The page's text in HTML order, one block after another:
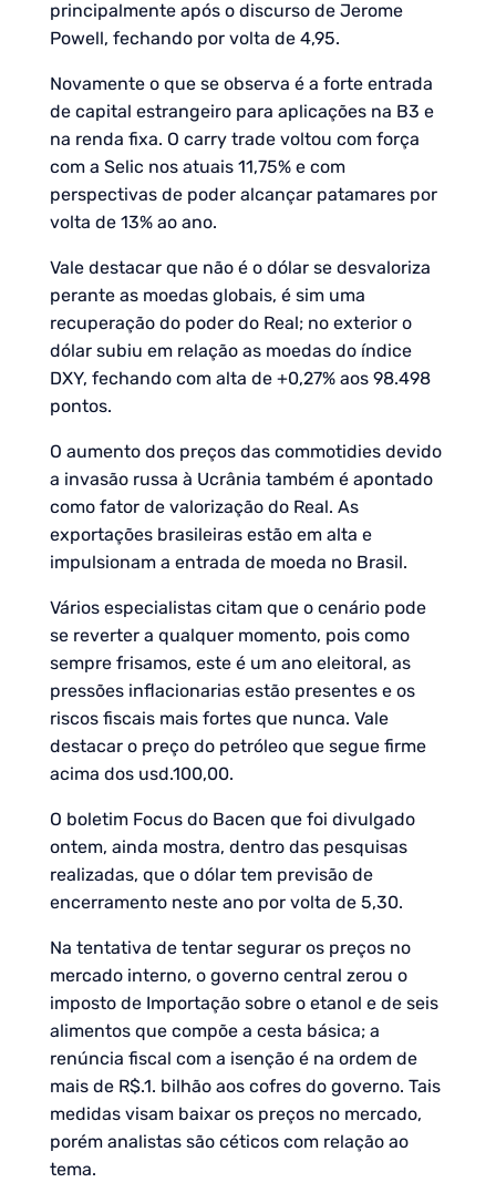
principalmente após o discurso de Jerome
Powell, fechando por volta de 4,95.
Novamente o que se observa é a forte entrada
de capital estrangeiro para aplicações na B3 e
na renda fixa. O carry trade voltou com força
com a Selic nos atuais 11,75% e com
perspectivas de poder alcançar patamares por
volta de 13% ao ano.
Vale destacar que não é o dólar se desvaloriza
perante as moedas globais, é sim uma
recuperação do poder do Real; no exterior o
dólar subiu em relação as moedas do índice
DXY, fechando com alta de +0,27% aos 98.498
pontos.
O aumento dos preços das commotidies devido
a invasão russa à Ucrânia também é apontado
como fator de valorização do Real. As
exportações brasileiras estão em alta e
impulsionam a entrada de moeda no Brasil.
Vários especialistas citam que o cenário pode
se reverter a qualquer momento, pois como
sempre frisamos, este é um ano eleitoral, as
pressões inflacionarias estão presentes e os
riscos fiscais mais fortes que nunca. Vale
destacar o preço do petróleo que segue firme
acima dos usd.100,00.
O boletim Focus do Bacen que foi divulgado
ontem, ainda mostra, dentro das pesquisas
realizadas, que o dólar tem previsão de
encerramento neste ano por volta de 5,30.
Na tentativa de tentar segurar os preços no
mercado interno, o governo central zerou o
imposto de Importação sobre o etanol e de seis
alimentos que compõe a cesta básica; a
renúncia fiscal com a isenção é na ordem de
mais de R$.1. bilhão aos cofres do governo. Tais
medidas visam baixar os preços no mercado,
porém analistas são céticos com relação ao
tema.